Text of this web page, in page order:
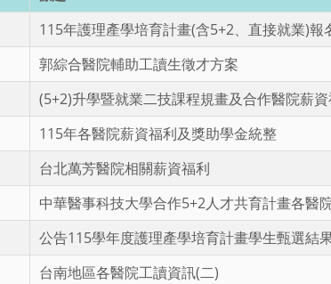
115年護理產學培育計畫(含5+2、直接就業)報
郭綜合醫院輔助工讀生徵才方案
(5+2)升學暨就業二技課程規畫及合作醫院薪
115年各醫院薪資福利及獎助學金統整
台北萬芳醫院相關薪資福利
中華醫事科技大學合作5+2人才共育計畫各醫
公告115學年度護理產學培育計畫學生甄選結
台南地區各醫院工讀資訊(二)